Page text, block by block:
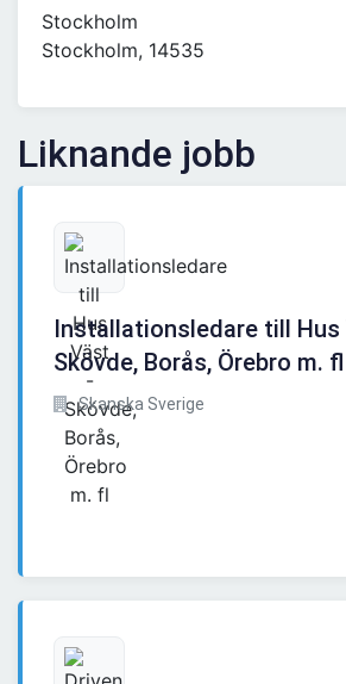
Stockholm
Stockholm, 14535
Liknande jobb
Installationsledare till Hus
Skövde, Borås, Örebro m. fl
Skanska Sverige